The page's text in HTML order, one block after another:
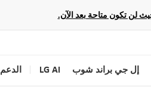
إل جي براند شوب LG AI الدعم